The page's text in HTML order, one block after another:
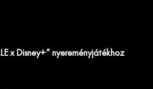
x Disney+” nyereményjátékhoz